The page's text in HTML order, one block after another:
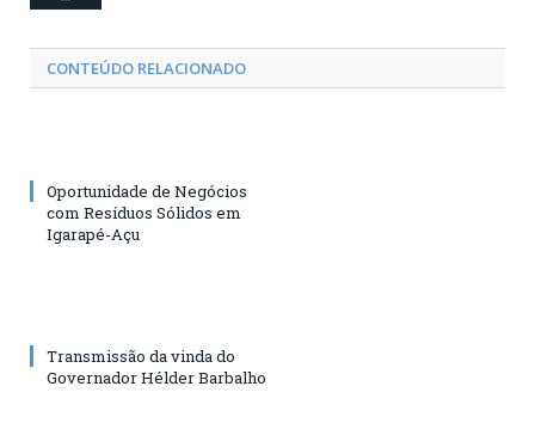
CONTEÚDO RELACIONADO
Oportunidade de Negócios
com Resíduos Sólidos em
Igarapé-Açu
Transmissão da vinda do
Governador Hélder Barbalho